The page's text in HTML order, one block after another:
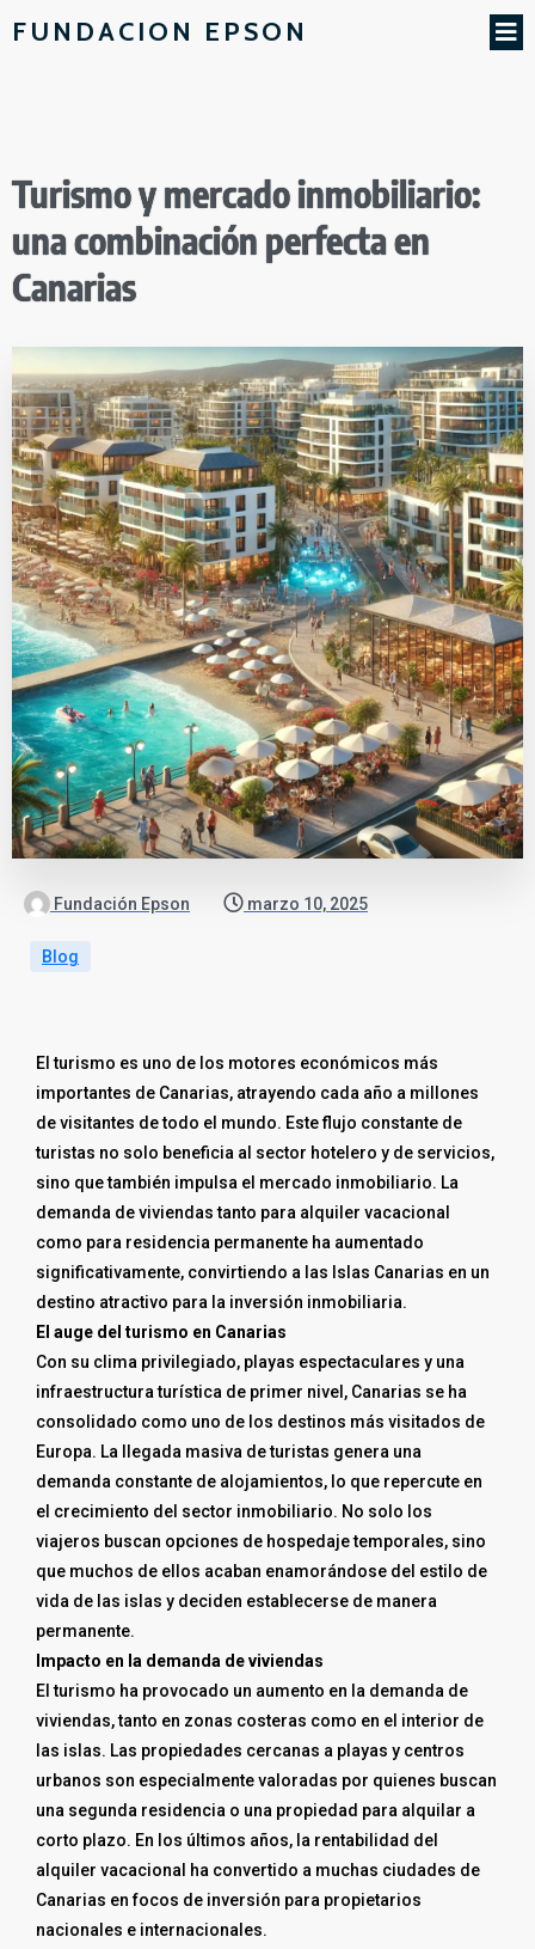
FUNDACION EPSON
Turismo y mercado inmobiliario:
una combinación perfecta en
Canarias
Fundación Epson marzo 10, 2025
Blog
El turismo es uno de los motores económicos más
importantes de Canarias, atrayendo cada año a millones
de visitantes de todo el mundo. Este flujo constante de
turistas no solo beneficia al sector hotelero y de servicios,
sino que también impulsa el mercado inmobiliario. La
demanda de viviendas tanto para alquiler vacacional
como para residencia permanente ha aumentado
significativamente, convirtiendo a las Islas Canarias en un
destino atractivo para la inversión inmobiliaria.
El auge del turismo en Canarias
Con su clima privilegiado, playas espectaculares y una
infraestructura turística de primer nivel, Canarias se ha
consolidado como uno de los destinos más visitados de
Europa. La llegada masiva de turistas genera una
demanda constante de alojamientos, lo que repercute en
el crecimiento del sector inmobiliario. No solo los
viajeros buscan opciones de hospedaje temporales, sino
que muchos de ellos acaban enamorándose del estilo de
vida de las islas y deciden establecerse de manera
permanente.
Impacto en la demanda de viviendas
El turismo ha provocado un aumento en la demanda de
viviendas, tanto en zonas costeras como en el interior de
las islas. Las propiedades cercanas a playas y centros
urbanos son especialmente valoradas por quienes buscan
una segunda residencia o una propiedad para alquilar a
corto plazo. En los últimos años, la rentabilidad del
alquiler vacacional ha convertido a muchas ciudades de
Canarias en focos de inversión para propietarios
nacionales e internacionales.